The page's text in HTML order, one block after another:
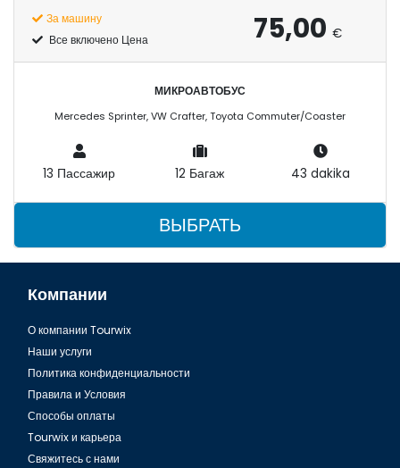
За машину
Все включено Цена
75,00 €
МИКРОАВТОБУС
Mercedes Sprinter, VW Crafter, Toyota Commuter/Coaster
13 Пассажир 12 Багаж 43 dakika
ВЫБРАТЬ
Компании
О компании Tourwix
Наши услуги
Политика конфиденциальности
Правила и Условия
Способы оплаты
Tourwix и карьера
Свяжитесь с нами